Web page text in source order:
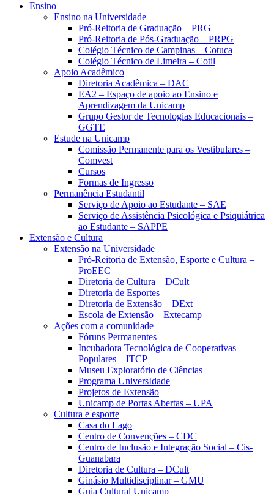
Ensino
Ensino na Universidade
Pró-Reitoria de Graduação – PRG
Pró-Reitoria de Pós-Graduação – PRPG
Colégio Técnico de Campinas – Cotuca
Colégio Técnico de Limeira – Cotil
Apoio Acadêmico
Diretoria Acadêmica – DAC
EA2 – Espaço de apoio ao Ensino e
Aprendizagem da Unicamp
Grupo Gestor de Tecnologias Educacionais –
GGTE
Estude na Unicamp
Comissão Permanente para os Vestibulares –
Comvest
Cursos
Formas de Ingresso
Permanência Estudantil
Serviço de Apoio ao Estudante – SAE
Serviço de Assistência Psicológica e Psiquiátrica
ao Estudante – SAPPE
Extensão e Cultura
Extensão na Universidade
Pró-Reitoria de Extensão, Esporte e Cultura –
ProEEC
Diretoria de Cultura – DCult
Diretoria de Esportes
Diretoria de Extensão – DExt
Escola de Extensão – Extecamp
Ações com a comunidade
Fóruns Permanentes
Incubadora Tecnológica de Cooperativas
Populares – ITCP
Museu Exploratório de Ciências
Programa UniversIdade
Projetos de Extensão
Unicamp de Portas Abertas – UPA
Cultura e esporte
Casa do Lago
Centro de Convenções – CDC
Centro de Inclusão e Integração Social – Cis-
Guanabara
Diretoria de Cultura – DCult
Ginásio Multidisciplinar – GMU
Guia Cultural Unicamp